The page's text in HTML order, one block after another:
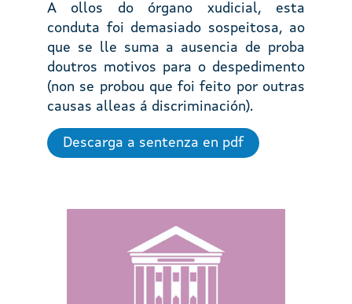
A ollos do órgano xudicial, esta
conduta foi demasiado sospeitosa, ao
que se lle suma a ausencia de proba
doutros motivos para o despedimento
(non se probou que foi feito por outras
causas alleas á discriminación).
Descarga a sentenza en pdf